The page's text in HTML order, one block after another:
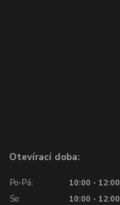
Otevírací doba:
Po-Pá: 10:00 - 12:00
So:
10:00 - 12:00